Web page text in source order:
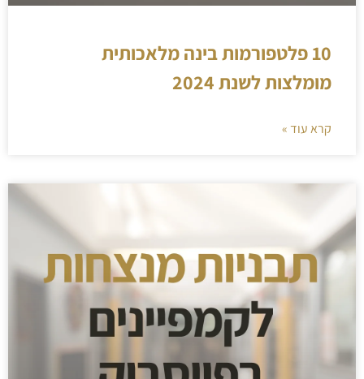
10 פלטפורמות בינה מלאכותית
מומלצות לשנת 2024
קרא עוד »